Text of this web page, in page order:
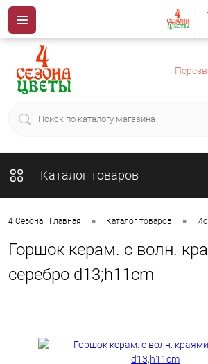
Каталог товаров
4 Сезона | Главная • Каталог товаров •
Горшок керам. с волн.
серебро d13;h11cm